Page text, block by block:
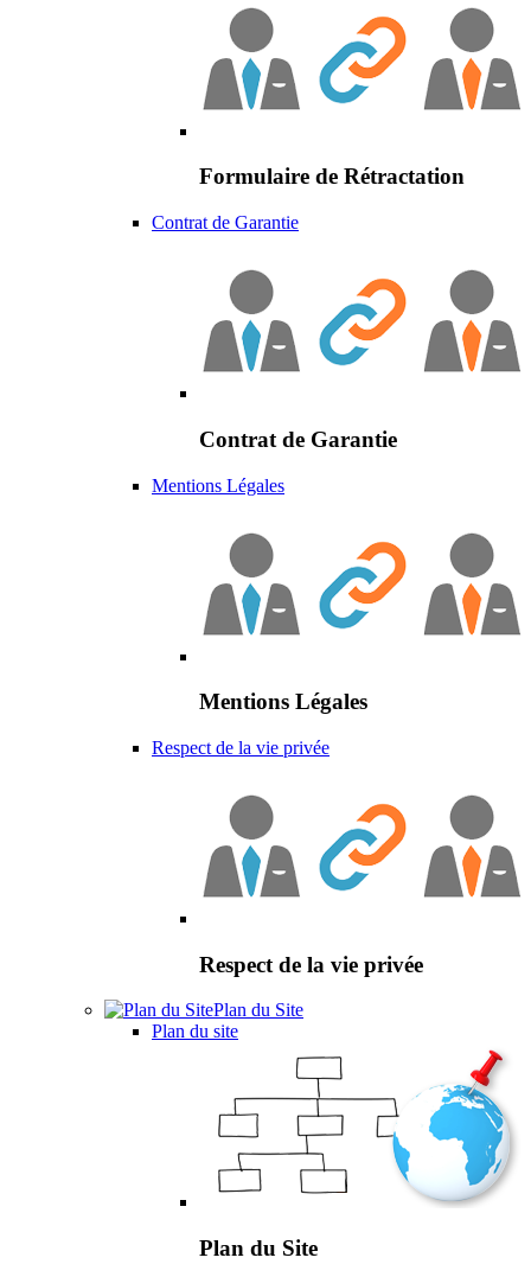
Formulaire de Rétractation
Contrat de Garantie
Contrat de Garantie
Mentions Légales
Mentions Légales
Respect de la vie privée
Respect de la vie privée
Plan du Site
Plan du site
Plan du Site